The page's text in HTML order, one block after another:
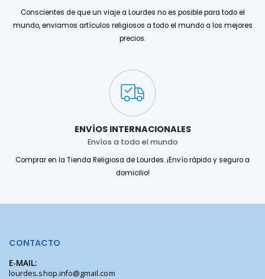
Conscientes de que un viaje a Lourdes no es posible para todo el
mundo, enviamos artículos religiosos a todo el mundo a los mejores
precios.
ENVÍOS INTERNACIONALES
Envíos a todo el mundo
Comprar en la Tienda Religiosa de Lourdes. ¡Envío rápido y seguro a
domicilio!
CONTACTO
E-MAIL:
lourdes.shop.info@gmail.com